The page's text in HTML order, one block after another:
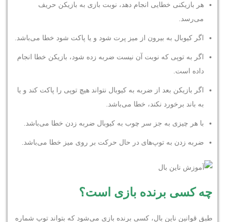
هر بازیکنی خطایی انجام دهد، نوبت بازی به بازیکن حریف
می‌رسد.
اگر کیوبال به بیرون از میز پرت شود و یا پاکت شود خطا می‌باشد.
اگر به توپی که نوبت آن نیست ضربه زده شود، بازیکن خطا انجام
داده است.
اگر بازیکن بعد از ضربه به کیوبال نتواند هیچ توپی را پاکت کند و یا
به باند برخورد نکند، خطا می‌باشد.
با هر چیزی به جز سر چوب به کیوبال ضربه زدن خطا می‌باشد.
ضربه زدن به توپ‌های در حال حرکت بر روی میز خطا می‌باشد.
چه کسی برنده بازی است؟
طبق قوانین ناین بال، کسی برنده بازی می‌شود که بتواند توپ شماره